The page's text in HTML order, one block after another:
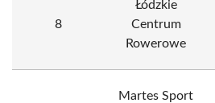
8
Łódzkie
Centrum
Rowerowe
Martes Sport